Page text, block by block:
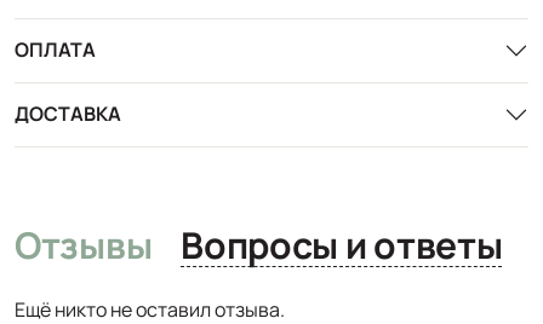
ОПЛАТА
ДОСТАВКА
Отзывы Вопросы и ответы
Ещё никто не оставил отзыва.